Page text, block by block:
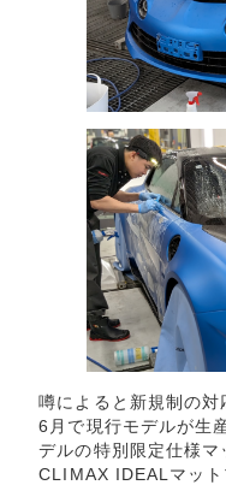
噂によると新規制の
6月で現行モデルが生
デルの特別限定仕様
CLIMAX IDEALマット